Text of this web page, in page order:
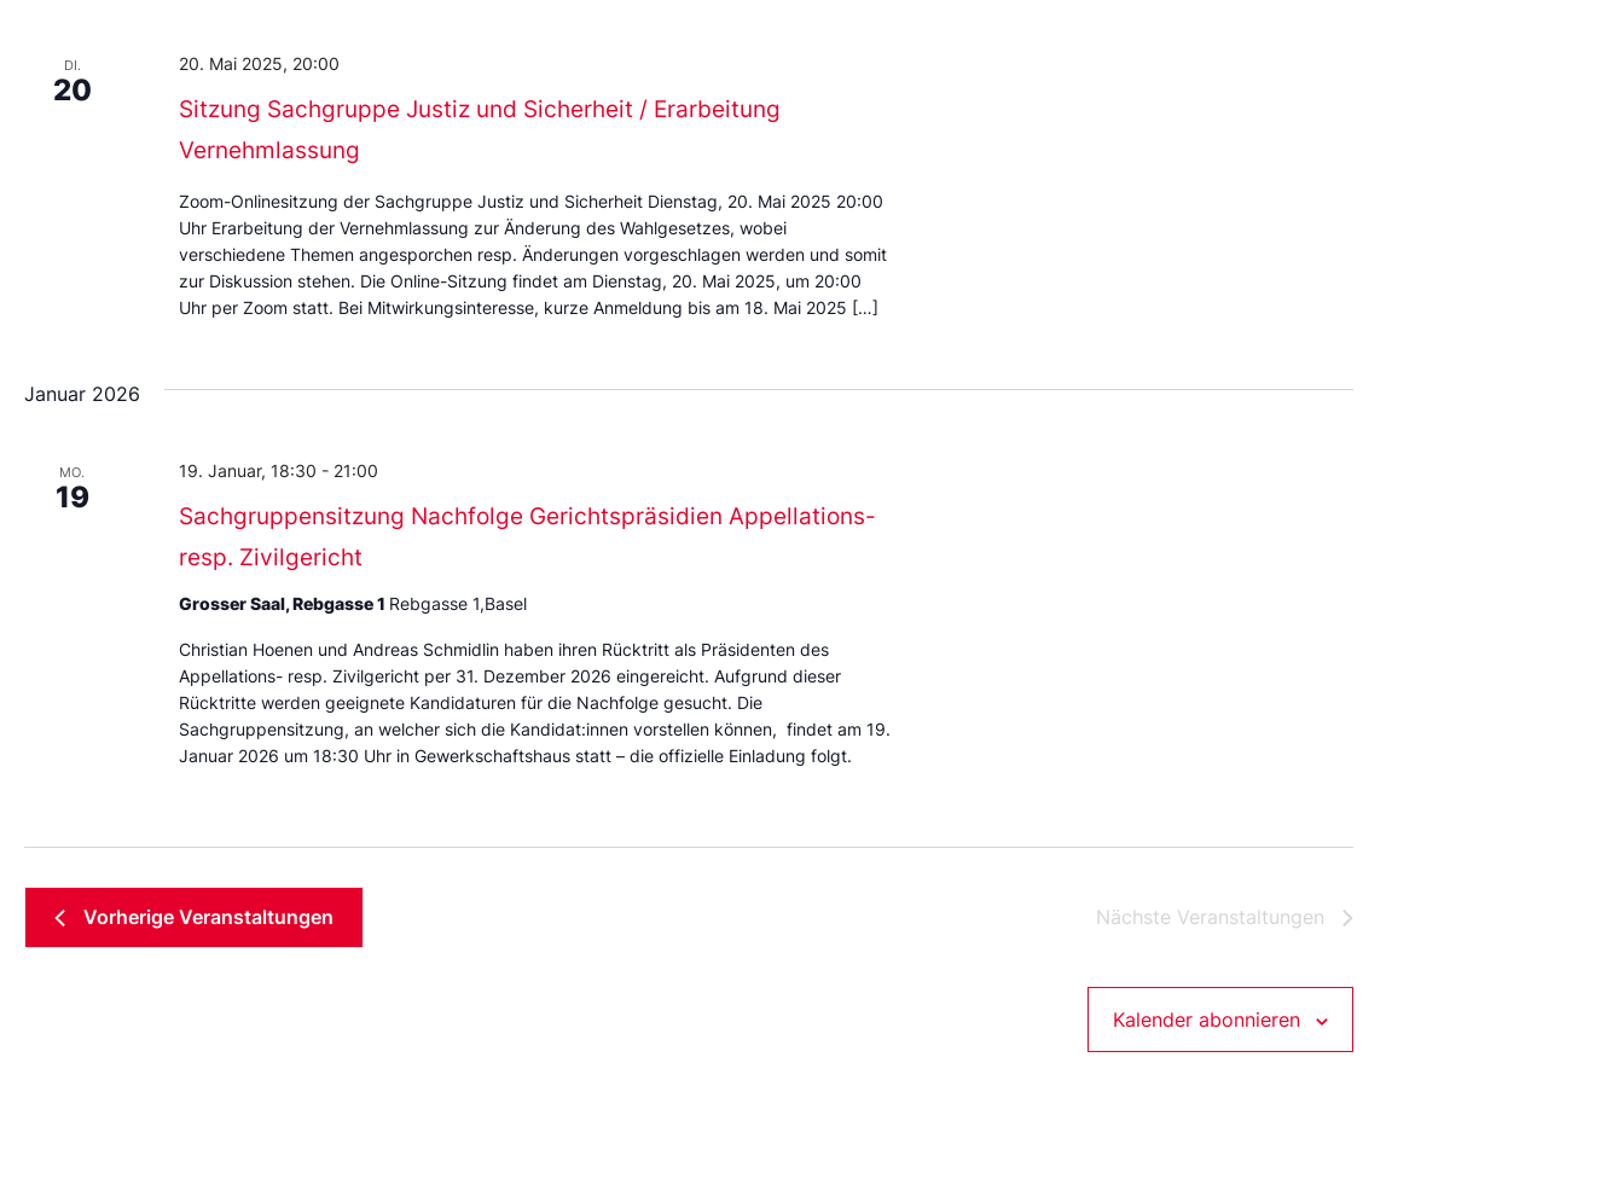
DI.
20
Sitzung Sachgruppe Justiz und Sicherheit / Erarbeitung
Vernehmlassung
20. Mai 2025, 20:00
Zoom-Onlinesitzung der Sachgruppe Justiz und Sicherheit Dienstag, 20. Mai 2025 20:00
Uhr Erarbeitung der Vernehmlassung zur Änderung des Wahlgesetzes, wobei
verschiedene Themen angesporchen resp. Änderungen vorgeschlagen werden und somit
zur Diskussion stehen. Die Online-Sitzung findet am Dienstag, 20. Mai 2025, um 20:00
Uhr per Zoom statt. Bei Mitwirkungsinteresse, kurze Anmeldung bis am 18. Mai 2025 […]
Januar 2026
MO.
19
Sachgruppensitzung Nachfolge Gerichtspräsidien Appellations-
resp. Zivilgericht
19. Januar, 18:30 - 21:00
Grosser Saal, Rebgasse 1 Rebgasse 1,Basel
Christian Hoenen und Andreas Schmidlin haben ihren Rücktritt als Präsidenten des
Appellations- resp. Zivilgericht per 31. Dezember 2026 eingereicht. Aufgrund dieser
Rücktritte werden geeignete Kandidaturen für die Nachfolge gesucht. Die
Sachgruppensitzung, an welcher sich die Kandidat:innen vorstellen können, findet am 19.
Januar 2026 um 18:30 Uhr in Gewerkschaftshaus statt – die offizielle Einladung folgt.
Vorherige Veranstaltungen Nächste Veranstaltungen
Kalender abonnieren